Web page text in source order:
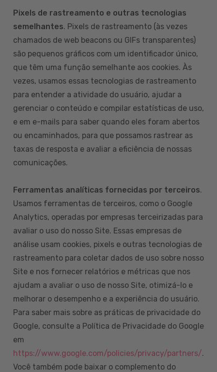
Pixels de rastreamento e outras tecnologias
semelhantes. Pixels de rastreamento (às vezes
chamados de web beacons ou GIFs transparentes)
são pequenos gráficos com um identificador único,
que têm uma função semelhante aos cookies. Às
vezes, usamos essas tecnologias de rastreamento
para entender a atividade do usuário, ajudar a
gerenciar o conteúdo e compilar estatísticas de uso,
e em e-mails para saber quando eles foram abertos
ou encaminhados, para que possamos rastrear as
taxas de resposta e avaliar a eficiência de nossas
comunicações.
Ferramentas analíticas fornecidas por terceiros.
Usamos ferramentas de terceiros, como o Google
Analytics, operadas por empresas terceirizadas para
avaliar o uso do nosso Site. Essas empresas de
análise usam cookies, pixels e outras tecnologias de
rastreamento para coletar dados de uso sobre nosso
Site e nos fornecer relatórios e métricas que nos
ajudam a avaliar o uso de nosso Site, otimizá-lo e
melhorar o desempenho e a experiência do usuário.
Para saber mais sobre as práticas de privacidade do
Google, consulte a Política de Privacidade do Google
em
https://www.google.com/policies/privacy/partners/.
Você também pode baixar o complemento do